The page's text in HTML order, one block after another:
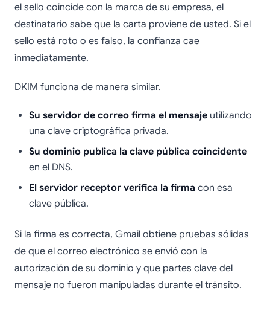
el sello coincide con la marca de su empresa, el
destinatario sabe que la carta proviene de usted. Si el
sello está roto o es falso, la confianza cae
inmediatamente.
DKIM funciona de manera similar.
Su servidor de correo firma el mensaje utilizando
una clave criptográfica privada.
Su dominio publica la clave pública coincidente
en el DNS.
El servidor receptor verifica la firma con esa
clave pública.
Si la firma es correcta, Gmail obtiene pruebas sólidas
de que el correo electrónico se envió con la
autorización de su dominio y que partes clave del
mensaje no fueron manipuladas durante el tránsito.